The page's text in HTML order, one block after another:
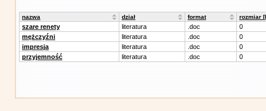
nazwa dział format rozmiar
szare renety literatura .doc
0
mężczyźni
literatura .doc
0
impresja
literatura .doc
0
przyjemność
literatura .doc 0